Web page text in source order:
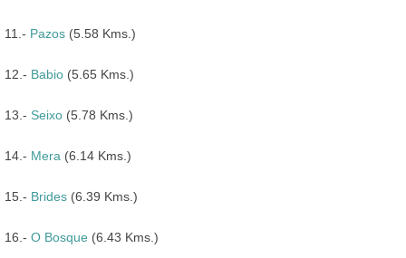
11.- Pazos (5.58 Kms.)
12.- Babio (5.65 Kms.)
13.- Seixo (5.78 Kms.)
14.- Mera (6.14 Kms.)
15.- Brides (6.39 Kms.)
16.- O Bosque (6.43 Kms.)